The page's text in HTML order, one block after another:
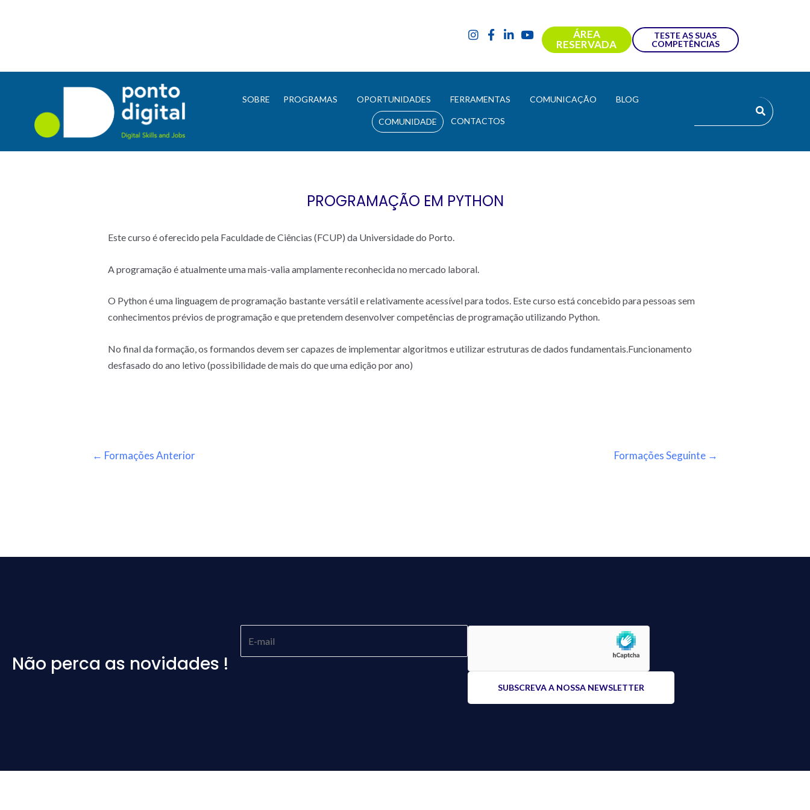
ÁREA
RESERVADA
TESTE AS SUAS
COMPETÊNCIAS
SOBRE PROGRAMAS OPORTUNIDADES FERRAMENTAS COMUNICAÇÃO BLOG
COMUNIDADE CONTACTOS
PROGRAMAÇÃO EM PYTHON
Este curso é oferecido pela Faculdade de Ciências (FCUP) da Universidade do Porto.
A programação é atualmente uma mais-valia amplamente reconhecida no mercado laboral.
O Python é uma linguagem de programação bastante versátil e relativamente acessível para todos. Este curso está concebido para pessoas sem
conhecimentos prévios de programação e que pretendem desenvolver competências de programação utilizando Python.
No final da formação, os formandos devem ser capazes de implementar algoritmos e utilizar estruturas de dados fundamentais.Funcionamento
desfasado do ano letivo (possibilidade de mais do que uma edição por ano)
← Formações Anterior Formações Seguinte →
Não perca as novidades !